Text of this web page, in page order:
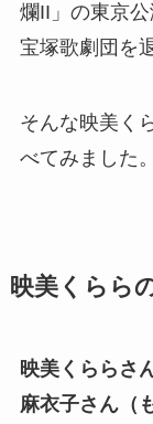
爛II」の東京
宝塚歌劇団を
そんな映美く
べてみました。
映美くらら
映美くららさ
麻衣子さん（